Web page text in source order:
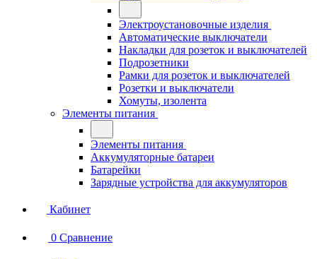
Электроустановочные изделия
Автоматические выключатели
Накладки для розеток и выключателей
Подрозетники
Рамки для розеток и выключателей
Розетки и выключатели
Хомуты, изолента
Элементы питания
Элементы питания
Аккумуляторные батареи
Батарейки
Зарядные устройства для аккумуляторов
Кабинет
0 Сравнение